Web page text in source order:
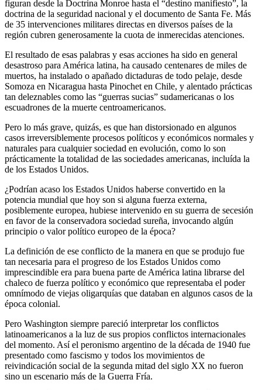
figuran desde la Doctrina Monroe hasta el “destino manifiesto”, la
doctrina de la seguridad nacional y el documento de Santa Fe. Más
de 35 intervenciones militares directas en diversos países de la
región cubren generosamente la cuota de inmerecidas atenciones.
El resultado de esas palabras y esas acciones ha sido en general
desastroso para América latina, ha causado centenares de miles de
muertos, ha instalado o apañado dictaduras de todo pelaje, desde
Somoza en Nicaragua hasta Pinochet en Chile, y alentado prácticas
tan deleznables como las “guerras sucias” sudamericanas o los
escuadrones de la muerte centroamericanos.
Pero lo más grave, quizás, es que han distorsionado en algunos
casos irreversiblemente procesos políticos y económicos normales y
naturales para cualquier sociedad en evolución, como lo son
prácticamente la totalidad de las sociedades americanas, incluída la
de los Estados Unidos.
¿Podrían acaso los Estados Unidos haberse convertido en la
potencia mundial que hoy son si alguna fuerza externa,
posiblemente europea, hubiese intervenido en su guerra de secesión
en favor de la conservadora sociedad sureña, invocando algún
principio o valor político europeo de la época?
La definición de ese conflicto de la manera en que se produjo fue
tan necesaria para el progreso de los Estados Unidos como
imprescindible era para buena parte de América latina librarse del
chaleco de fuerza político y económico que representaba el poder
omnímodo de viejas oligarquías que databan en algunos casos de la
época colonial.
Pero Washington siempre pareció interpretar los conflictos
latinoamericanos a la luz de sus propios conflictos internacionales
del momento. Así el peronismo argentino de la década de 1940 fue
presentado como fascismo y todos los movimientos de
reivindicación social de la segunda mitad del siglo XX no fueron
sino un escenario más de la Guerra Fría.